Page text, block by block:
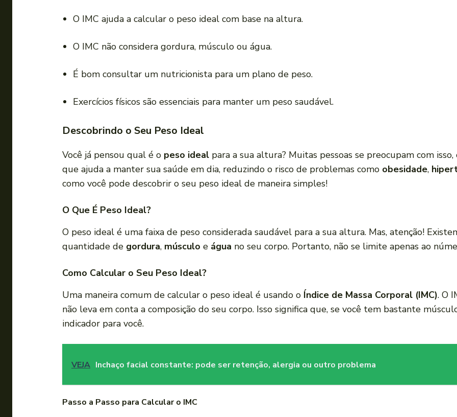
u
i
O IMC ajuda a calcular o peso ideal com base na altura.
O IMC não considera gordura, músculo ou água.
É bom consultar um nutricionista para um plano de peso.
Exercícios físicos são essenciais para manter um peso saudável.
Descobrindo o Seu Peso Ideal
Você já pensou qual é o peso ideal para a sua altura? Muitas pessoas se preocupam com
que ajuda a manter sua saúde em dia, reduzindo o risco de problemas como obesidade,
como você pode descobrir o seu peso ideal de maneira simples!
O Que É Peso Ideal?
O peso ideal é uma faixa de peso considerada saudável para a sua altura. Mas, atenção!
quantidade de gordura, músculo e água no seu corpo. Portanto, não se limite apenas ao
Como Calcular o Seu Peso Ideal?
Uma maneira comum de calcular o peso ideal é usando o Índice de Massa Corporal (IMC). O
não leva em conta a composição do seu corpo. Isso significa que, se você tem bastante
indicador para você.
VEJA Inchaço facial constante: pode ser retenção, alergia ou outro problema
Passo a Passo para Calcular o IMC